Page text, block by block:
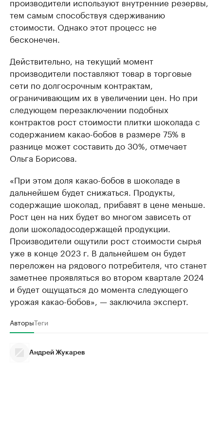
тем самым способствуя сдерживанию
стоимости. Однако этот процесс не
бесконечен.
Действительно, на текущий момент
производители поставляют товар в торговые
сети по долгосрочным контрактам,
ограничивающим их в увеличении цен. Но при
следующем перезаключении подобных
контрактов рост стоимости плитки шоколада с
содержанием какао-бобов в размере 75% в
разнице может составить до 30%, отмечает
Ольга Борисова.
«При этом доля какао-бобов в шоколаде в
дальнейшем будет снижаться. Продукты,
содержащие шоколад, прибавят в цене меньше.
Рост цен на них будет во многом зависеть от
доли шоколадосодержащей продукции.
Производители ощутили рост стоимости сырья
уже в конце 2023 г. В дальнейшем он будет
переложен на рядового потребителя, что станет
заметнее проявляться во втором квартале 2024
и будет ощущаться до момента следующего
урожая какао-бобов», — заключила эксперт.
АвторыТеги
Андрей Жукарев